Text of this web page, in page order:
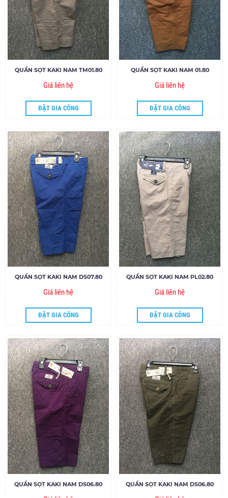
QUẦN SỌT KAKI NAM TM01.80
Giá liên hệ
ĐẶT GIA CÔNG
QUẦN SỌT KAKI NAM 01.80
Giá liên hệ
ĐẶT GIA CÔNG
QUẦN SỌT KAKI NAM DS07.80
Giá liên hệ
ĐẶT GIA CÔNG
QUẦN SỌT KAKI NAM PL02.80
Giá liên hệ
ĐẶT GIA CÔNG
QUẦN SỌT KAKI NAM DS06.80 QUẦN SỌT KAKI NAM DS06.80